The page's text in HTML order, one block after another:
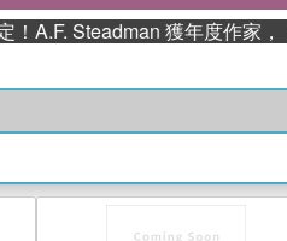
A.F. Steadman 獲年度作家，《